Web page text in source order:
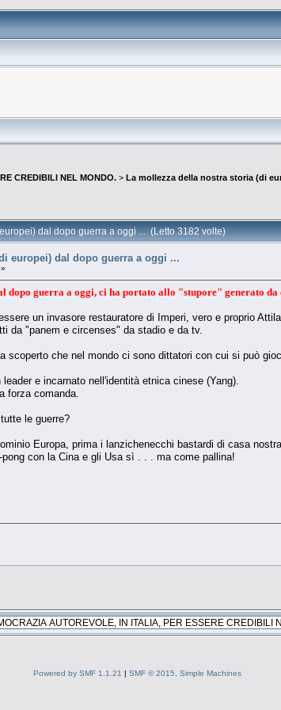
CREDIBILI NEL MONDO. > La mollezza della nostra storia (di
dal dopo guerra a oggi ... (Letto 3182 volte)
europei) dal dopo guerra a oggi ...
guerra a oggi, ci ha portato allo "stupore" generato da
un invasore restauratore di Imperi, vero e proprio
da "panem e circenses" da stadio e da tv.
scoperto che nel mondo ci sono dittatori con cui si può
e incarnato nell'identità etnica cinese (Yang).
forza comanda.
le guerre?
Europa, prima i lanzichenecchi bastardi di casa
con la Cina e gli Usa sì . . . ma come pallina!
Powered by SMF 1.1.21 | SMF © 2015, Simple Machines